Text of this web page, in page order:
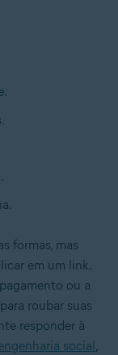
formas, mas
em um link.
ou a
roubar suas
responder à
social ,